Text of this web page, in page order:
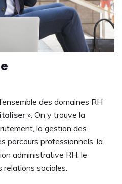
des domaines RH
». On y trouve la
la gestion des
parcours professionnels, la
administrative RH, le
relations sociales.